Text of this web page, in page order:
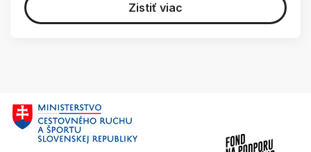
Zistiť viac